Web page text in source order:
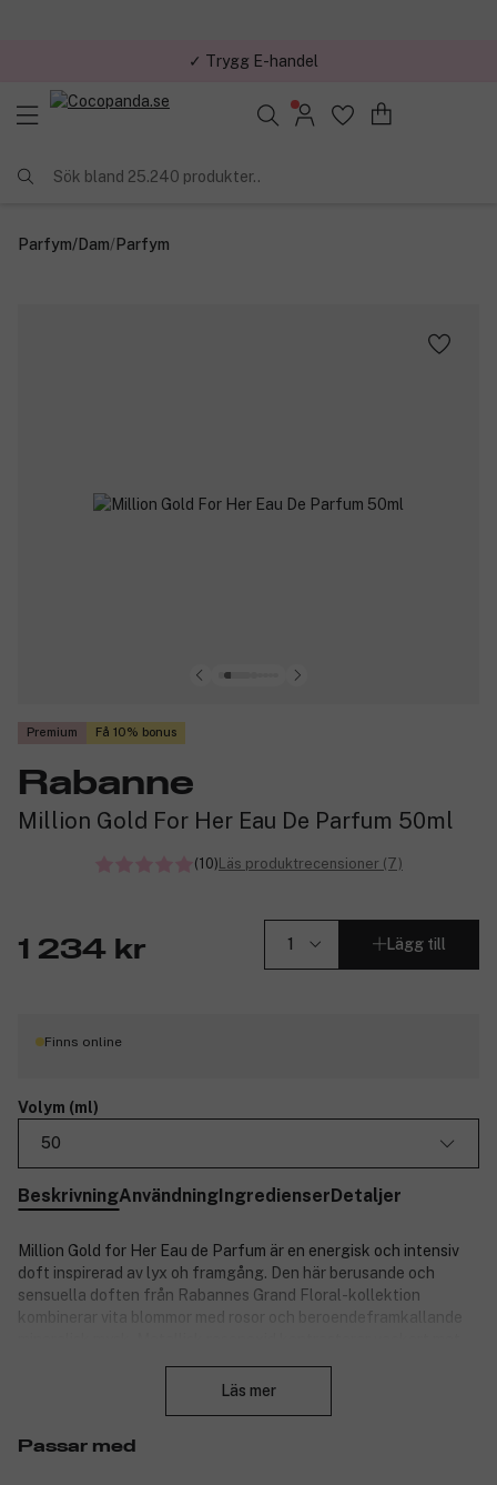
✓ Trygg E-handel
Sök bland 25.240 produkter..
Parfym/Dam/Parfym
Premium Få 10% bonus
Rabanne
Million Gold For Her Eau De Parfum 50ml
(10)Läs produktrecensioner (7)
1 234 kr Lägg till
Finns online
Volym (ml)
50
BeskrivningAnvändningIngredienserDetaljer
Million Gold for Her Eau de Parfum är en energisk och intensiv
doft inspirerad av lyx oh framgång. Den här berusande och
sensuella doften från Rabannes Grand Floral-kollektion
kombinerar vita blommor med rosor och beroendeframkallande
med Rabannes ikoniska XL-kedja är lika elegant som doften.
3309606
Läs mer
Passar med